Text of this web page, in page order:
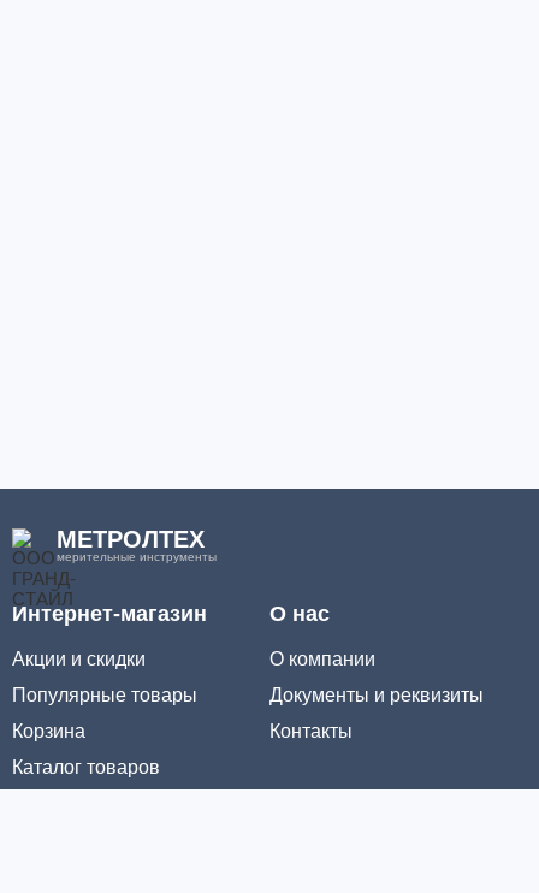
МЕТРОЛТЕХ
мерительные инструменты
Интернет-магазин
Акции и скидки
Популярные товары
Корзина
Каталог товаров
О нас
О компании
Документы и реквизиты
Контакты